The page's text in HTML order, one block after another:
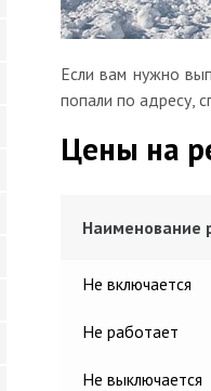
Если вам нужно
попали по адресу,
Цены на
Наименование
Не включается
Не работает
Не выключается